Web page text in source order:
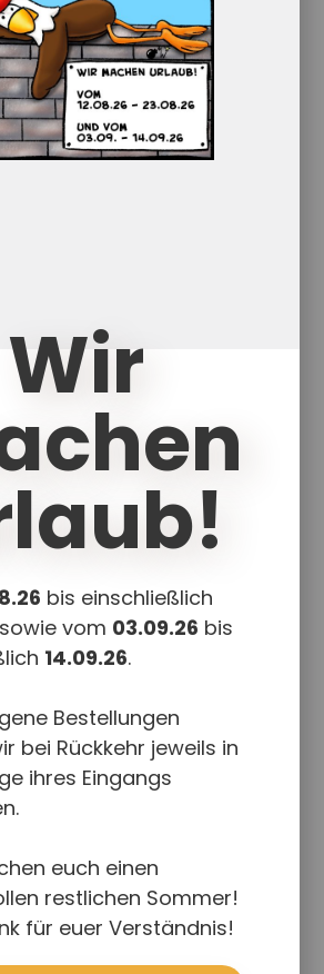
red. MwSt.
1-5 Werktage
Zauberer und Feen
Details
Wir
bis einschließlich
sowie vom 03.09.26 bis
14.09.26.
Bestellungen
bei Rückkehr jeweils in
ihres Eingangs
euch einen
restlichen Sommer!
für euer Verständnis!